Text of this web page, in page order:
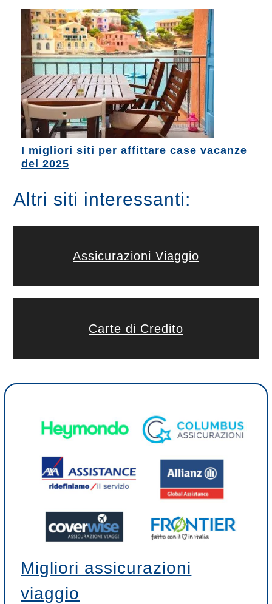
I migliori siti per affittare case vacanze
del 2025
Altri siti interessanti:
Assicurazioni Viaggio
Carte di Credito
Migliori assicurazioni
viaggio